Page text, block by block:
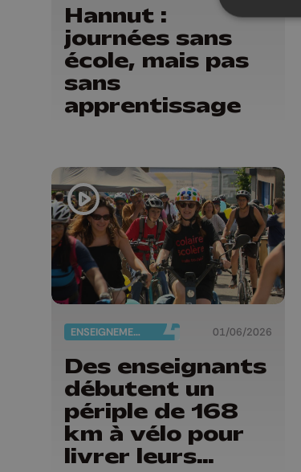
Hannut :
journées sans
école, mais pas
sans
apprentissage
ENSEIGNEMENT 01/06/2026
Des enseignants
débutent un
périple de 168
km à vélo pour
livrer leurs